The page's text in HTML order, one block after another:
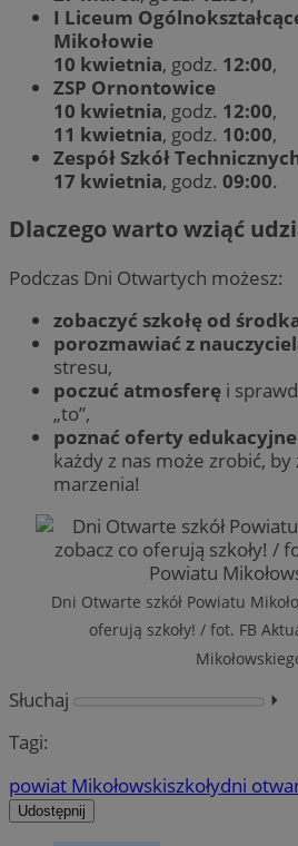
I Liceum
Mikołowie
10 kwietnia, godz. 12:00,
ZSP Ornontowice
10 kwietnia, godz. 12:00,
11 kwietnia, godz. 10:00,
Zespół Szkół
17 kwietnia, godz. 09:00.
Dlaczego warto wziąć
Podczas Dni Otwartych możesz:
zobaczyć szkołę od
porozmawiać z
stresu,
poczuć atmosferę i
„to”,
poznać oferty edukacyjne
każdy z nas może zrobić,
marzenia!
Dni Otwarte szkół Powiatu
oferują szkoły! / fot. FB
Słuchaj
⏵︎
Tagi:
powiat Mikołowskiszkołydni
Udostępnij